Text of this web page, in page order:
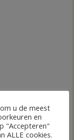
u de meest
en
"Accepteren"
ALLE cookies.